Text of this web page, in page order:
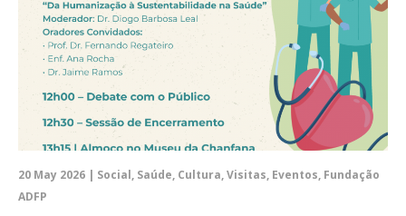
20 May 2026 | Social, Saúde, Cultura, Visitas, Eventos, Fundação
ADFP